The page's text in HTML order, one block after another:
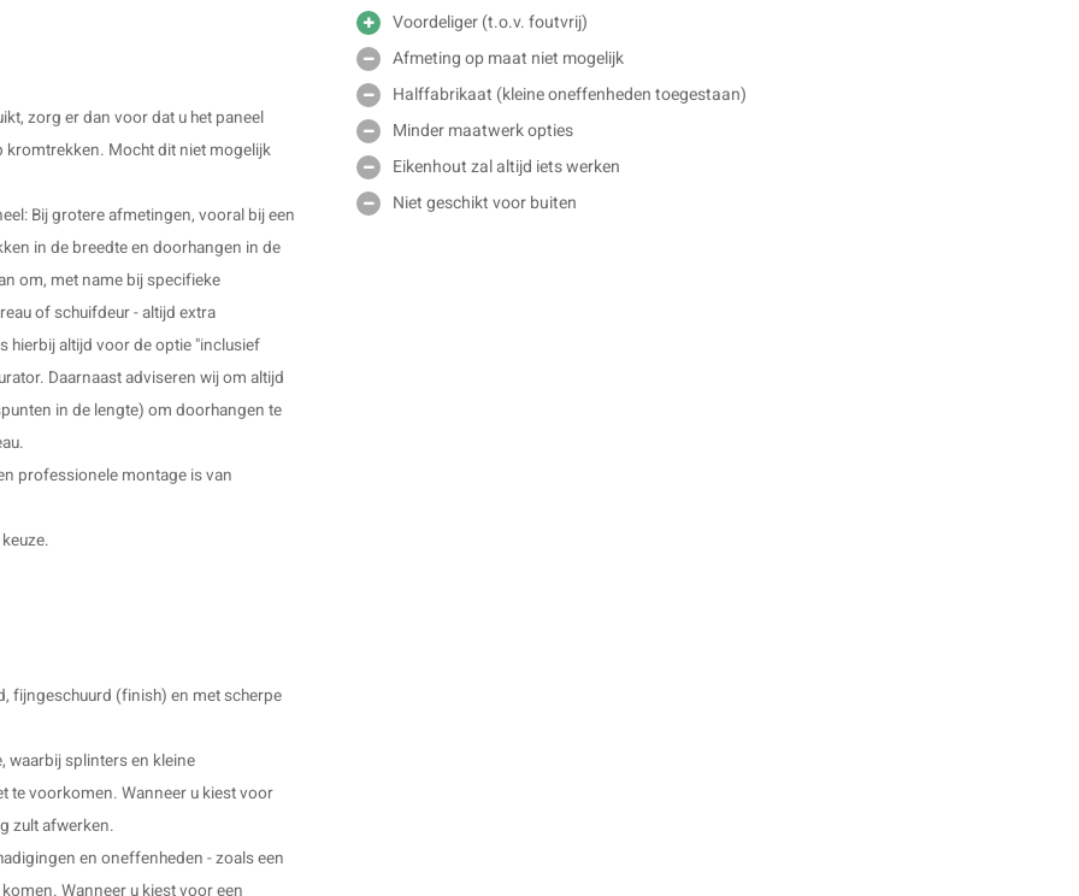
zorg er dan voor dat u het paneel
kromtrekken. Mocht dit niet mogelijk
Bij grotere afmetingen, vooral bij een
in de breedte en doorhangen in de
om, met name bij specifieke
of schuifdeur - altijd extra
hierbij altijd voor de optie "inclusief
Daarnaast adviseren wij om altijd
in de lengte) om doorhangen te
professionele montage is van
fijngeschuurd (finish) en met scherpe
waarbij splinters en kleine
te voorkomen. Wanneer u kiest voor
zult afwerken.
en oneffenheden - zoals een
Wanneer u kiest voor een
Voordeliger (t.o.v. foutvrij)
Afmeting op maat niet mogelijk
Halffabrikaat (kleine oneffenheden toegestaan)
Minder maatwerk opties
Eikenhout zal altijd iets werken
Niet geschikt voor buiten